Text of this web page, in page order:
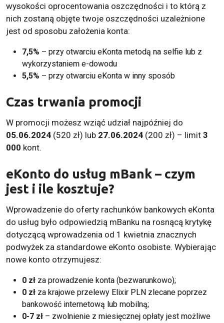
wysokości oprocentowania oszczędności i to którą z
nich zostaną objęte twoje oszczędności uzależnione
jest od sposobu założenia konta:
7,5% – przy otwarciu eKonta metodą na selfie lub z
wykorzystaniem e-dowodu
5,5% – przy otwarciu eKonta w inny sposób
Czas trwania promocji
W promocji możesz wziąć udział najpóźniej do
05.06.2024 (520 zł) lub 27.06.2024 (200 zł) – limit 3
000 kont.
eKonto do usług mBank – czym
jest i ile kosztuje?
Wprowadzenie do oferty rachunków bankowych eKonta
do usług było odpowiedzią mBanku na rosnącą krytykę
dotyczącą wprowadzenia od 1 kwietnia znacznych
podwyżek za standardowe eKonto osobiste. Wybierając
nowe konto otrzymujesz:
0 zł za prowadzenie konta (bezwarunkowo);
0 zł za krajowe przelewy Elixir PLN zlecane poprzez
bankowość internetową lub mobilną;
0-7 zł – zwolnienie z miesięcznej opłaty jest możliwe